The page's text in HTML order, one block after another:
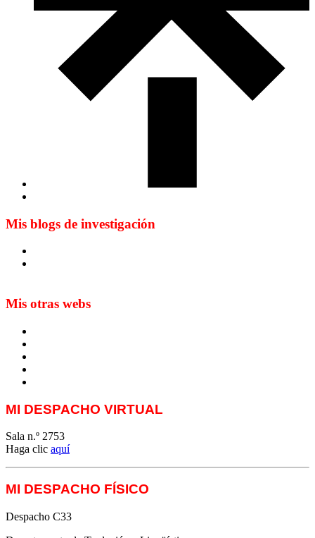
Mis blogs de investigación
Mis otras webs
MI DESPACHO VIRTUAL
Sala n.º 2753
Haga clic aquí
MI DESPACHO FÍSICO
Despacho C33